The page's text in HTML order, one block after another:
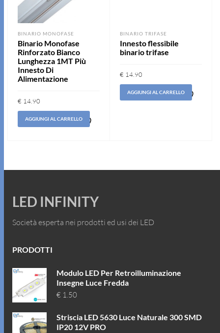
BINARIO MONOFASE
Binario Monofase
Rinforzato Bianco
Lunghezza 1MT Più
Innesto Di
Alimentazione
€ 14.90
AGGIUNGI AL CARRELLO
desideri
BINARIO TRIFASE
Innesto flessibile
binario trifase
€ 14.90
AGGIUNGI AL CARRELLO
LED INFINITY
Società esperta nei prodotti ed usi dei LED
PRODOTTI
Modulo LED Per Retroilluminazione
Insegne Luce Fredda
€ 1.50
Striscia LED 5630 Luce Naturale 300 SMD
IP20 12V PRO